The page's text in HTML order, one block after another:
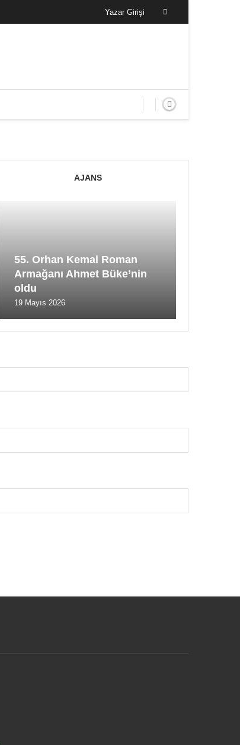
Yazar Girişi
AJANS
55. Orhan Kemal Roman
Armağanı Ahmet Büke’nin
oldu
19 Mayıs 2026